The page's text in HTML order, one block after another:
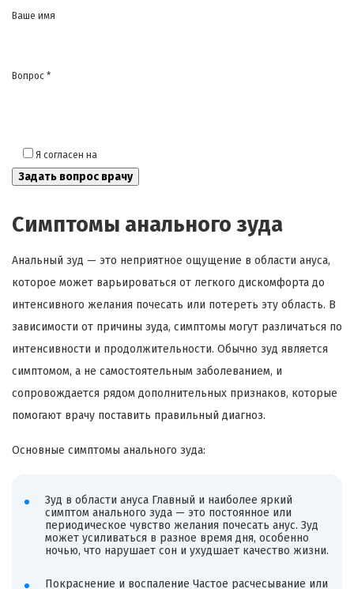
Ваше имя
Вопрос *
Я согласен на
Симптомы анального зуда
Анальный зуд — это неприятное ощущение в области ануса,
которое может варьироваться от легкого дискомфорта до
интенсивного желания почесать или потереть эту область. В
зависимости от причины зуда, симптомы могут различаться по
интенсивности и продолжительности. Обычно зуд является
симптомом, а не самостоятельным заболеванием, и
сопровождается рядом дополнительных признаков, которые
помогают врачу поставить правильный диагноз.
Основные симптомы анального зуда:
Зуд в области ануса Главный и наиболее яркий
симптом анального зуда — это постоянное или
периодическое чувство желания почесать анус. Зуд
может усиливаться в разное время дня, особенно
ночью, что нарушает сон и ухудшает качество жизни.
Покраснение и воспаление Частое расчесывание или